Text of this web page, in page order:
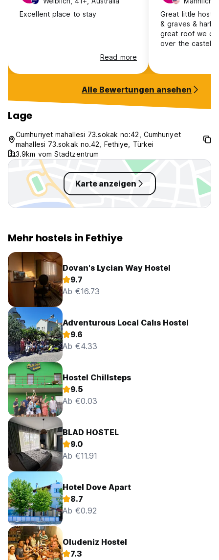
Excellent place to stay
Read more
Great little
& graves &
great roof we
over the castel
I booked 1
needs for a
& tools easley
find. the boats
it close enough
Alle Bewertungen ansehen
Lage
Cumhuriyet mahallesi 73.sokak no:42, Cumhuriyet
mahallesi 73.sokak no.42, Fethiye, Türkei
3.9km vom Stadtzentrum
Karte anzeigen
Mehr hostels in Fethiye
Dovan's Lycian Way Hostel
9.7
Ab €16.73
Adventurous Local Calıs Hostel
9.6
Ab €4.33
Hostel Chillsteps
9.5
Ab €0.03
BLAD HOSTEL
9.0
Ab €11.91
Hotel Dove Apart
8.7
Ab €0.92
Oludeniz Hostel
7.3